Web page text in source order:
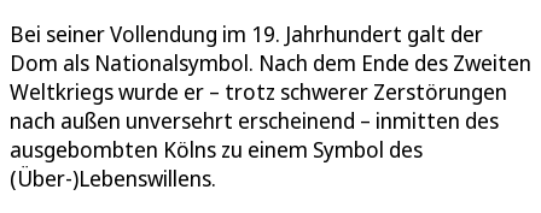
Bei seiner Vollendung im 19. Jahrhundert galt der
Dom als Nationalsymbol. Nach dem Ende des Zweiten
Weltkriegs wurde er – trotz schwerer Zerstörungen
nach außen unversehrt erscheinend – inmitten des
ausgebombten Kölns zu einem Symbol des
(Über-)Lebenswillens.